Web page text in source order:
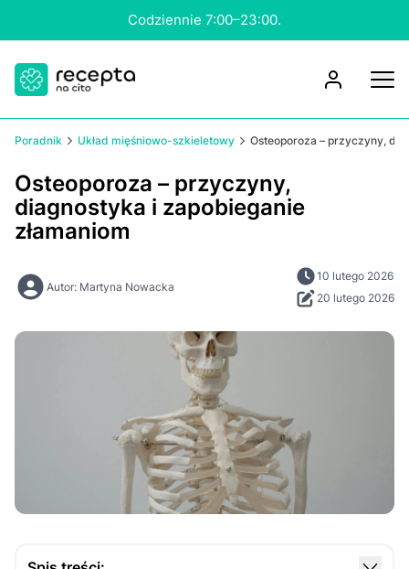
Codziennie 7:00–23:00.
Poradnik Układ mięśniowo-szkieletowy Osteoporoza – przyczyny,
Osteoporoza – przyczyny,
diagnostyka i zapobieganie
złamaniom
Autor: Martyna Nowacka
10 lutego 2026
20 lutego 2026